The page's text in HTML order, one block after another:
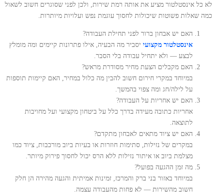
לא כל אינסטלטור מציע את אותה רמת שירות, ולכן לפני שסוגרים חשוב לשאול
כמה שאלות פשוטות שיכולות לחסוך עוגמת נפש ועלויות מיותרות.
האם יש אבחון ברור לפני תחילת העבודה?
אינסטלטור מקצועי יסביר מה הבעיה, אילו פתרונות קיימים ומה מומלץ
לבצע — ולא יתחיל עבודה בלי הסבר.
האם מקבלים הצעת מחיר מסודרת מראש?
במיוחד במקרי חירום חשוב להבין מה כלול במחיר, האם קיימות תוספות
על לילה/חג ומה צפוי בהמשך.
האם יש אחריות על העבודה?
אחריות כתובה מעידה בדרך כלל על ביטחון מקצועי ועל מחויבות
לתוצאה.
האם יש ציוד מתאים לאבחון מתקדם?
במקרים של נזילות, סתימות חוזרות או בעיות ביוב מורכבות, ציוד כמו
מצלמת ביוב או איתור נזילות ללא הרס יכול לחסוך פירוק מיותר.
מה זמן ההגעה בפועל?
במיוחד באזור בני ברק והמרכז, זמינות אמיתית והגעה מהירה הן חלק
חשוב מהשירות — לא פחות מהעבודה עצמה.